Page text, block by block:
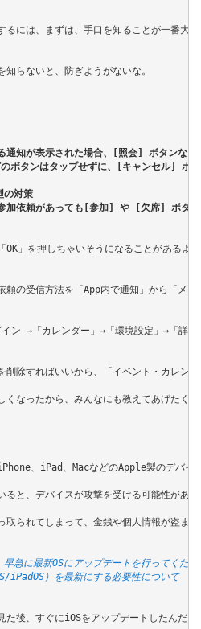
るには、まずは、手口を知ることが一番大
らないと、防ぎようがないな。
通知が表示された場合、[照会] ボタンなど
タンはタップせずに、[キャンセル] ボタ
の対策
加依頼があっても[参加] や [欠席] ボタ
OK」を押しちゃいそうになることがあるよ
頼の受信方法を「App内で通知」から「
ン →「カレンダー」→「環境設定」→「詳
削除すればいいから、「イベント・カレン
くなったから、みんなにも教えてあげたく
、iPad、MacなどのApple製のデバイ
ると、デバイスが攻撃を受ける可能性があ
取られてしまって、金銭や個人情報が盗ま
急に最新OSにアップデートを行ってくださ
）を最新にする必要性について
後、すぐにiOSをアップデートしたんだ。